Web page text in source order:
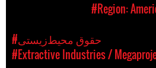
#Region:
#حقوق محیط‌زیستی
#Extractive Industries /